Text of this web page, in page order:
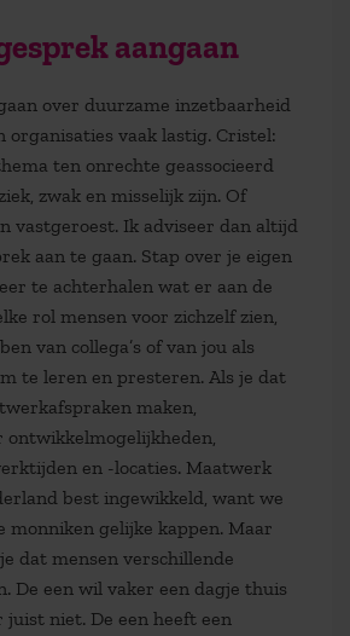
aangaan
over duurzame inzetbaarheid
organisaties vaak lastig. Cristel:
ten onrechte geassocieerd
zwak en misselijk zijn. Of
vastgeroest. Ik adviseer dan altijd
aan te gaan. Stap over je eigen
te achterhalen wat er aan de
rol mensen voor zichzelf zien,
van collega’s of van jou als
te leren en presteren. Als je dat
maken,
ontwikkelmogelijkheden,
en -locaties. Maatwerk
best ingewikkeld, want we
monniken gelijke kappen. Maar
dat mensen verschillende
De een wil vaker een dagje thuis
juist niet. De een heeft een